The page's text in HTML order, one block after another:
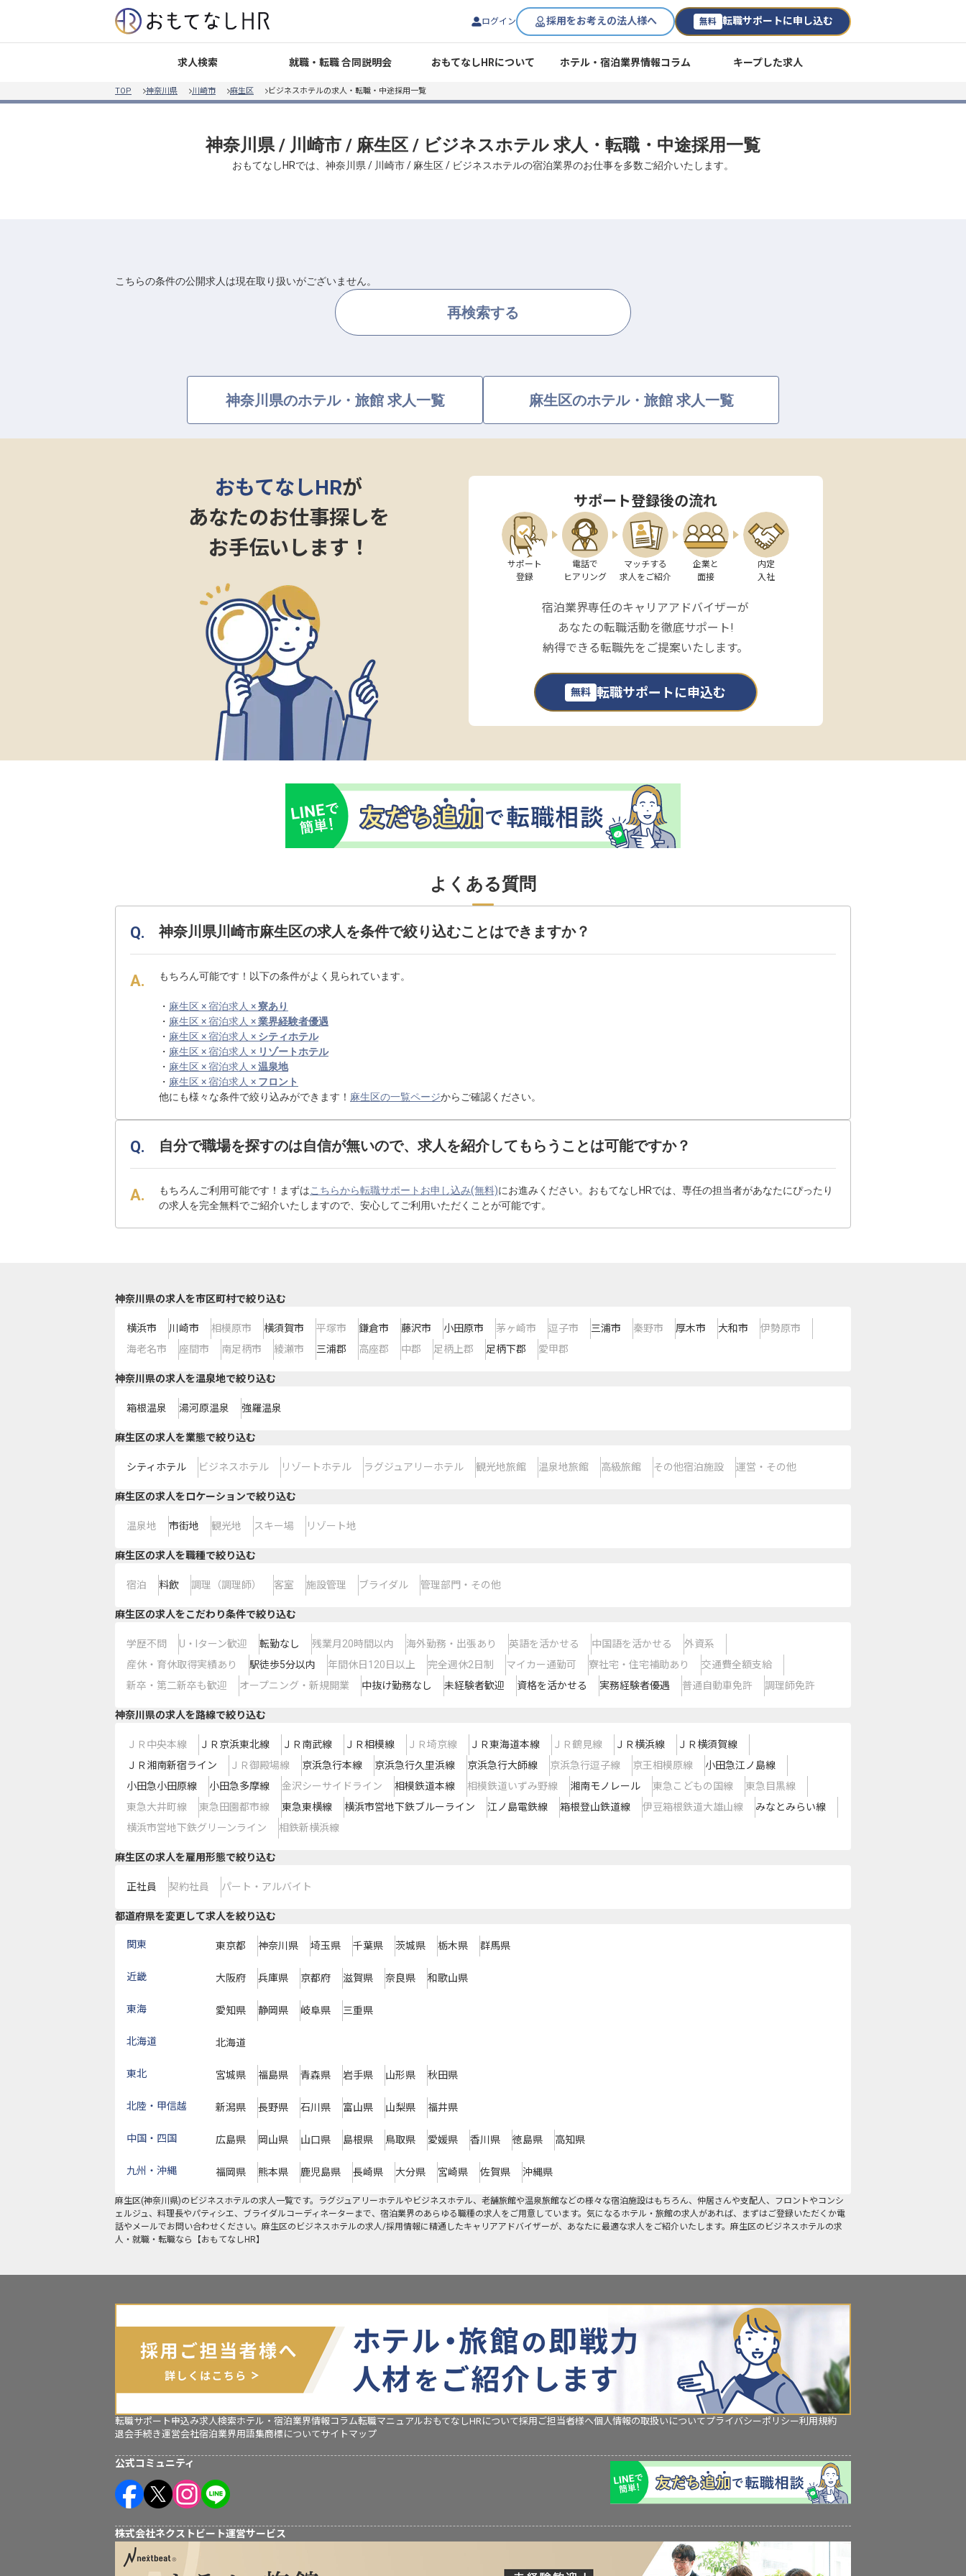
ログイン 採用をお考えの法人様へ 無料 転職サポートに申し込む
求人検索 就職・転職 合同説明会 おもてなしHRについて ホテル・宿泊業界情報コラム キープした求人
TOP 神奈川県 川崎市 麻生区 ビジネスホテルの求人・転職・中途採用一覧
神奈川県 / 川崎市 / 麻生区 / ビジネスホテル 求人・転職・中途採用一覧
おもてなしHRでは、神奈川県 / 川崎市 / 麻生区 / ビジネスホテルの宿泊業界のお仕事を多数ご紹介いたします。
こちらの条件の公開求人は現在取り扱いがございません。
再検索する
神奈川県のホテル・旅館 求人一覧 麻生区のホテル・旅館 求人一覧
おもてなしHRが
あなたのお仕事探しを
お手伝いします！
サポート登録後の流れ
サポート
登録
電話で
ヒアリング
マッチする
求人をご紹介
企業と
面接
内定
入社
宿泊業界専任のキャリアアドバイザーが
あなたの転職活動を徹底サポート!
納得できる転職先をご提案いたします。
無料 転職サポートに申込む
よくある質問
神奈川県川崎市麻生区の求人を条件で絞り込むことはできますか？
もちろん可能です！以下の条件がよく見られています。
・ 麻生区 × 宿泊求人 ×寮あり
・ 麻生区 × 宿泊求人 ×業界経験者優遇
・ 麻生区 × 宿泊求人 × シティホテル
・ 麻生区 × 宿泊求人 × リゾートホテル
・ 麻生区 × 宿泊求人 ×温泉地
・ 麻生区 × 宿泊求人 × フロント
他にも様々な条件で絞り込みができます！ 麻生区の一覧ページからご確認ください。
自分で職場を探すのは自信が無いので、求人を紹介してもらうことは可能ですか？
もちろんご利用可能です！まずはこちらから転職サポートお申し込み(無料)にお進みください。おもてなしHRでは、専任の担当者があなたにぴったり
の求人を完全無料でご紹介いたしますので、安心してご利用いただくことが可能です。
神奈川県の求人を市区町村で絞り込む
横浜市 川崎市 相模原市 横須賀市 平塚市 鎌倉市 藤沢市 小田原市 茅ヶ崎市 逗子市 三浦市 秦野市 厚木市 大和市
伊勢原市
海老名市
座間市 南足柄市 綾瀬市 三浦郡 高座郡 中郡 足柄上郡 足柄下郡 愛甲郡
神奈川県の求人を温泉地で絞り込む
箱根温泉 湯河原温泉 強羅温泉
麻生区の求人を業態で絞り込む
シティホテル ビジネスホテル リゾートホテル ラグジュアリーホテル 観光地旅館 温泉地旅館 高級旅館 その他宿泊施設 運営・その他
麻生区の求人をロケーションで絞り込む
温泉地 市街地 観光地 スキー場 リゾート地
麻生区の求人を職種で絞り込む
宿泊 料飲 調理（調理師） 客室 施設管理 ブライダル 管理部門・その他
麻生区の求人をこだわり条件で絞り込む
学歴不問 U・Iターン歓迎 転勤なし 残業月20時間以内 海外勤務・出張あり 英語を活かせる 中国語を活かせる
外資系
産休・育休取得実績あり
駅徒歩5分以内 年間休日120日以上 完全週休2日制 マイカー通勤可 寮社宅・住宅補助あり
交通費全額支給
新卒・第二新卒も歓迎
オープニング・新規開業 中抜け勤務なし 未経験者歓迎 資格を活かせる 実務経験者優遇 普通自動車免許 調理師免許
神奈川県の求人を路線で絞り込む
ＪＲ中央本線 ＪＲ京浜東北線 ＪＲ南武線 ＪＲ相模線 ＪＲ埼京線 ＪＲ東海道本線 ＪＲ鶴見線 ＪＲ横浜線
ＪＲ横須賀線
ＪＲ湘南新宿ライン
ＪＲ御殿場線 京浜急行本線 京浜急行久里浜線 京浜急行大師線 京浜急行逗子線 京王相模原線
小田急江ノ島線
小田急小田原線
小田急多摩線 金沢シーサイドライン 相模鉄道本線 相模鉄道いずみ野線 湘南モノレール 東急こどもの国線
東急目黒線
東急大井町線
東急田園都市線 東急東横線 横浜市営地下鉄ブルーライン 江ノ島電鉄線 箱根登山鉄道線 伊豆箱根鉄道大雄山線
みなとみらい線
横浜市営地下鉄グリーンライン
相鉄新横浜線
麻生区の求人を雇用形態で絞り込む
正社員 契約社員 パート・アルバイト
都道府県を変更して求人を絞り込む
関東 東京都 神奈川県 埼玉県 千葉県 茨城県 栃木県 群馬県
近畿 大阪府 兵庫県 京都府 滋賀県 奈良県 和歌山県
東海 愛知県 静岡県 岐阜県 三重県
北海道 北海道
東北 宮城県 福島県 青森県 岩手県 山形県 秋田県
北陸・甲信越 新潟県 長野県 石川県 富山県 山梨県 福井県
中国・四国 広島県 岡山県 山口県 島根県 鳥取県 愛媛県 香川県 徳島県 高知県
九州・沖縄 福岡県 熊本県 鹿児島県 長崎県 大分県 宮崎県 佐賀県 沖縄県
麻生区(神奈川県)の ビジネスホテルの求人一覧です。ラグジュアリーホテルやビジネスホテル、老舗旅館や温泉旅館などの様々な宿泊施設はもちろん、仲居さんや支配人、フロントやコンシ
ェルジュ、料理長やパティシエ、ブライダルコーディネーターまで、宿泊業界のあらゆる職種の求人をご用意しています。気になるホテル・旅館の求人があれば、まずはご登録いただくか電
話やメールでお問い合わせください。麻生区のビジネスホテルの求人/採用情報に精通したキャリアアドバイザーが、あなたに最適な求人をご紹介いたします。麻生区のビジネスホテルの求
人・就職・転職なら【おもてなしHR】
転職サポート申込み求人検索ホテル・宿泊業界情報コラム転職マニュアルおもてなしHRについて採用ご担当者様へ個人情報の取扱いについてプライバシーポリシー利用規約
退会手続き運営会社宿泊業界用語集商標についてサイトマップ
公式コミュニティ
株式会社ネクストビート運営サービス